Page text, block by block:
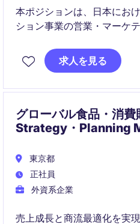
本ポジションは、日本にお
ション事業の営業・マーケ
ルギー分野においても成長
が求められます。
求人を見る
グローバル食品・消
Strategy・Planning
東京都
正社員
外資系企業
売上成長と商流最適化を実